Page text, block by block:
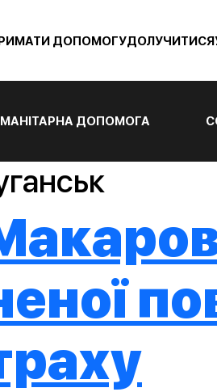
ДОПОМОГУДОЛУЧИТИСЯ
ДОПОМОГА